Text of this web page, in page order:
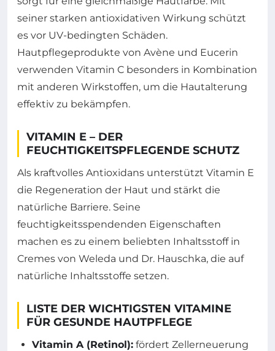
seiner starken antioxidativen Wirkung schützt
es vor UV-bedingten Schäden.
Hautpflegeprodukte von Avène und Eucerin
verwenden Vitamin C besonders in Kombination
mit anderen Wirkstoffen, um die Hautalterung
effektiv zu bekämpfen.
VITAMIN E – DER
FEUCHTIGKEITSPFLEGENDE SCHUTZ
Als kraftvolles Antioxidans unterstützt Vitamin E
die Regeneration der Haut und stärkt die
natürliche Barriere. Seine
feuchtigkeitsspendenden Eigenschaften
machen es zu einem beliebten Inhaltsstoff in
Cremes von Weleda und Dr. Hauschka, die auf
natürliche Inhaltsstoffe setzen.
LISTE DER WICHTIGSTEN VITAMINE
FÜR GESUNDE HAUTPFLEGE
Vitamin A (Retinol): fördert Zellerneuerung